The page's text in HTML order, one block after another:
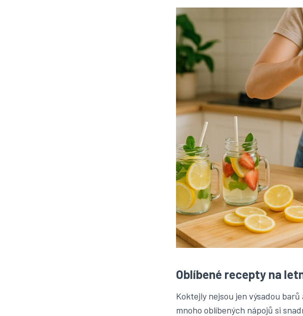
Oblíbené recepty na
Koktejly nejsou jen výsadou
mnoho oblíbených nápojů si